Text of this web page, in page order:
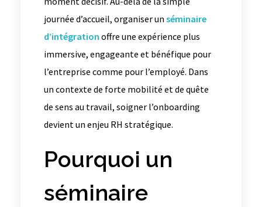
journée d’accueil, organiser un séminaire
d’intégration offre une expérience plus
immersive, engageante et bénéfique pour
l’entreprise comme pour l’employé. Dans
un contexte de forte mobilité et de quête
de sens au travail, soigner l’onboarding
devient un enjeu RH stratégique.
Pourquoi un
séminaire